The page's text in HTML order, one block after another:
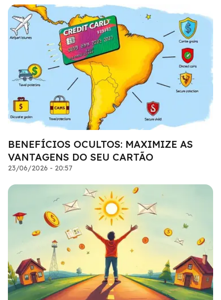
BENEFÍCIOS OCULTOS: MAXIMIZE AS
VANTAGENS DO SEU CARTÃO
23/06/2026 - 20:57